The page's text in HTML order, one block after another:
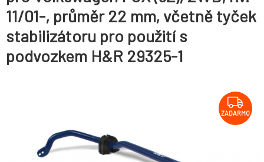
11/01-, průměr 22 mm, včetně tyček
stabilizátoru pro použití s
podvozkem H&R 29325-1
ZADARMO